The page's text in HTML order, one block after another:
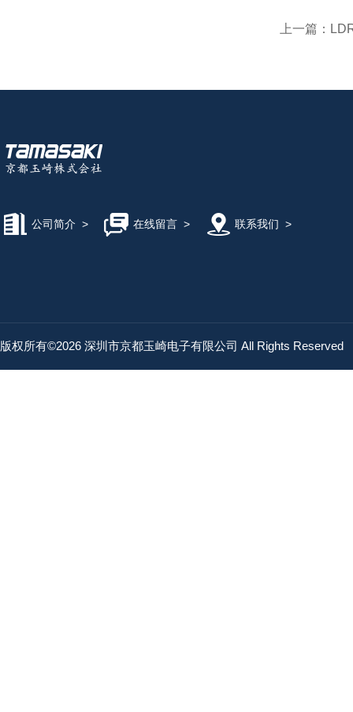
上一篇：
公司简介 > 在线留言> 联系我们 >
版权所有©2026 深圳市京都玉崎电子有限公司 All Rights Reserved